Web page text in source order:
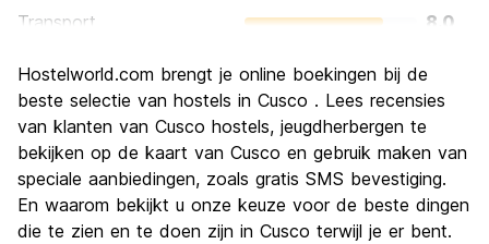
Transport
8.0
Cultuur
9.5
Uitgaan
Waarde voor uw geld
8.2
Hostelworld.com brengt je online boekingen bij de
beste selectie van hostels in Cusco . Lees recensies
van klanten van Cusco hostels, jeugdherbergen te
bekijken op de kaart van Cusco en gebruik maken van
speciale aanbiedingen, zoals gratis SMS bevestiging.
En waarom bekijkt u onze keuze voor de beste dingen
die te zien en te doen zijn in Cusco terwijl je er bent.